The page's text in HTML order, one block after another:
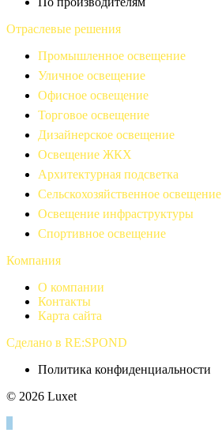
Отраслевые решения
Промышленное освещение
Уличное освещение
Офисное освещение
Торговое освещение
Дизайнерское освещение
Освещение ЖКХ
Архитектурная подсветка
Сельскохозяйственное освещение
Освещение инфраструктуры
Спортивное освещение
Компания
О компании
Контакты
Карта сайта
Сделано в RE:SPOND
Политика конфиденциальности
© 2026 Luxet